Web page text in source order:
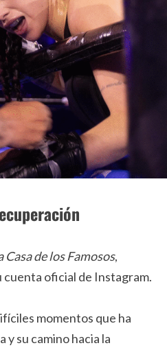
Casa de los Famosos,
cuenta oficial de Instagram.
momentos que ha
su camino hacia la